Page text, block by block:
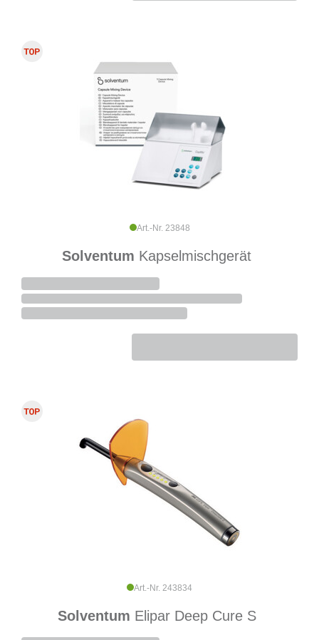
Art.-Nr. 23848
Solventum Kapselmischgerät
Art.-Nr. 243834
Solventum Elipar Deep Cure S